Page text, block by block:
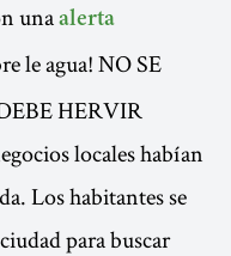
una alerta
le agua! NO SE
HERVIR
locales habían
Los habitantes se
para buscar